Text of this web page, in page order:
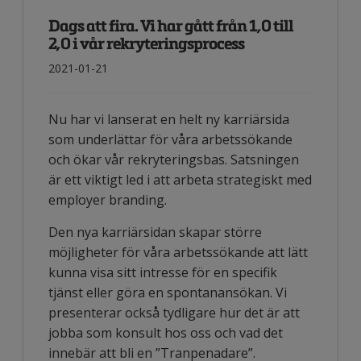
Dags att fira. Vi har gått från 1,0 till
2,0 i vår rekryteringsprocess
2021-01-21
Nu har vi lanserat en helt ny karriärsida
som underlättar för våra arbetssökande
och ökar vår rekryteringsbas. Satsningen
är ett viktigt led i att arbeta strategiskt med
employer branding.
Den nya karriärsidan skapar större
möjligheter för våra arbetssökande att lätt
kunna visa sitt intresse för en specifik
tjänst eller göra en spontanansökan. Vi
presenterar också tydligare hur det är att
jobba som konsult hos oss och vad det
innebär att bli en ”Tranpenadare”.